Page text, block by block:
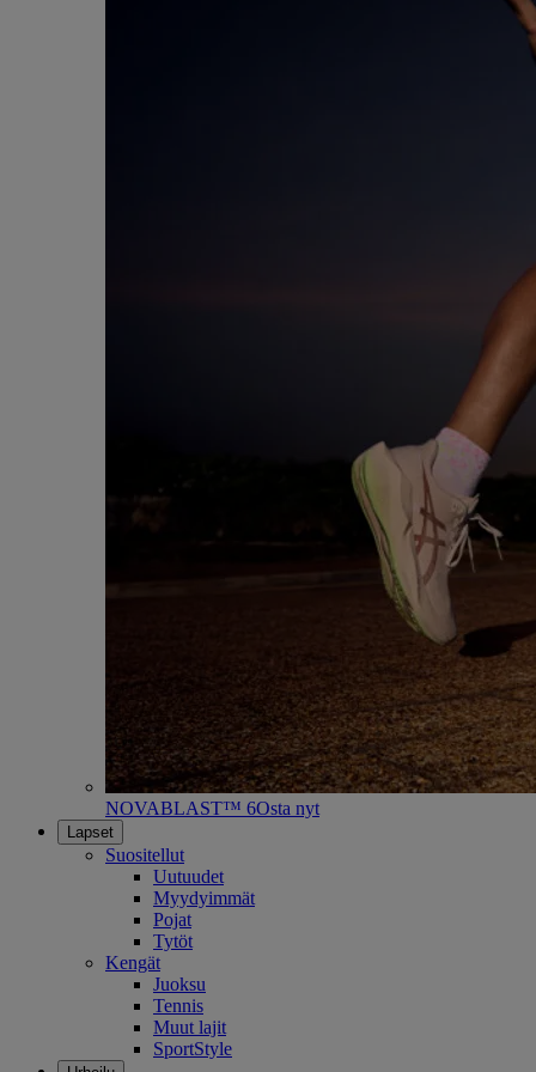
NOVABLAST™ 6Osta nyt
Lapset
Suositellut
Uutuudet
Myydyimmät
Pojat
Tytöt
Kengät
Juoksu
Tennis
Muut lajit
SportStyle